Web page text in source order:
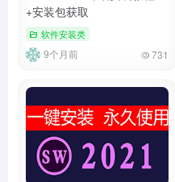
+安装包获取
软件安装类
9个月前 731